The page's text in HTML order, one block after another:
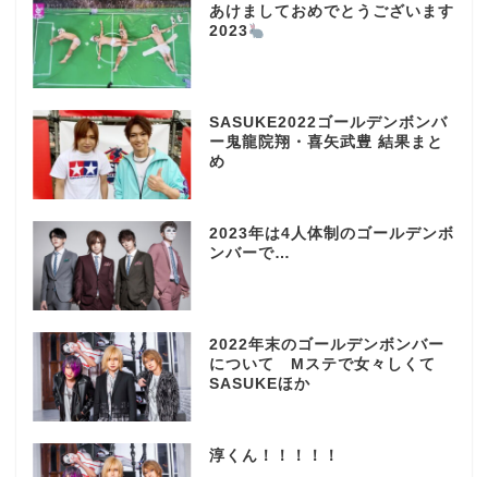
あけましておめでとうございます
2023
SASUKE2022ゴールデンボンバ
ー鬼龍院翔・喜矢武豊 結果まと
め
2023年は4人体制のゴールデンボ
ンバーで…
2022年末のゴールデンボンバー
について Mステで女々しくて
SASUKEほか
淳くん！！！！！